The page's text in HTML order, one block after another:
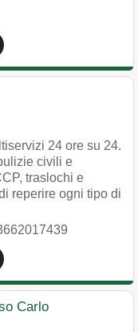
24 ore su 24.
civili e
traslochi e
reperire ogni tipo di
Carlo